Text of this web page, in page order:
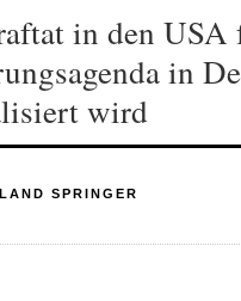
in den
in
wird
SPRINGER